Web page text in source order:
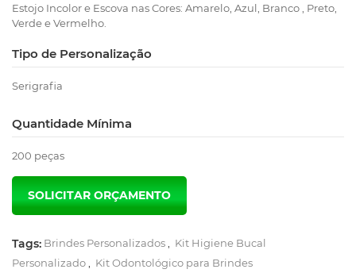
Estojo Incolor e Escova nas Cores: Amarelo, Azul, Branco , Preto,
Verde e Vermelho.
Tipo de Personalização
Serigrafia
Quantidade Mínima
200 peças
Tags: Brindes Personalizados
Kit Higiene Bucal
Personalizado
Kit Odontológico para Brindes